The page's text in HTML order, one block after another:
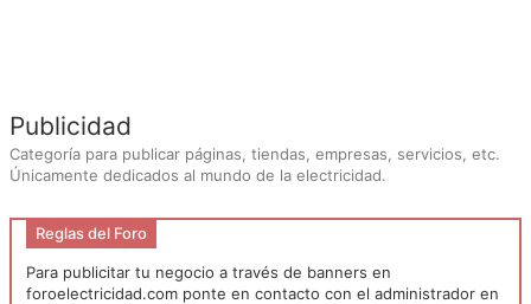
Publicidad
Categoría para publicar páginas, tiendas, empresas, servicios, etc.
Únicamente dedicados al mundo de la electricidad.
Reglas del Foro
Para publicitar tu negocio a través de banners en
foroelectricidad.com ponte en contacto con el administrador en